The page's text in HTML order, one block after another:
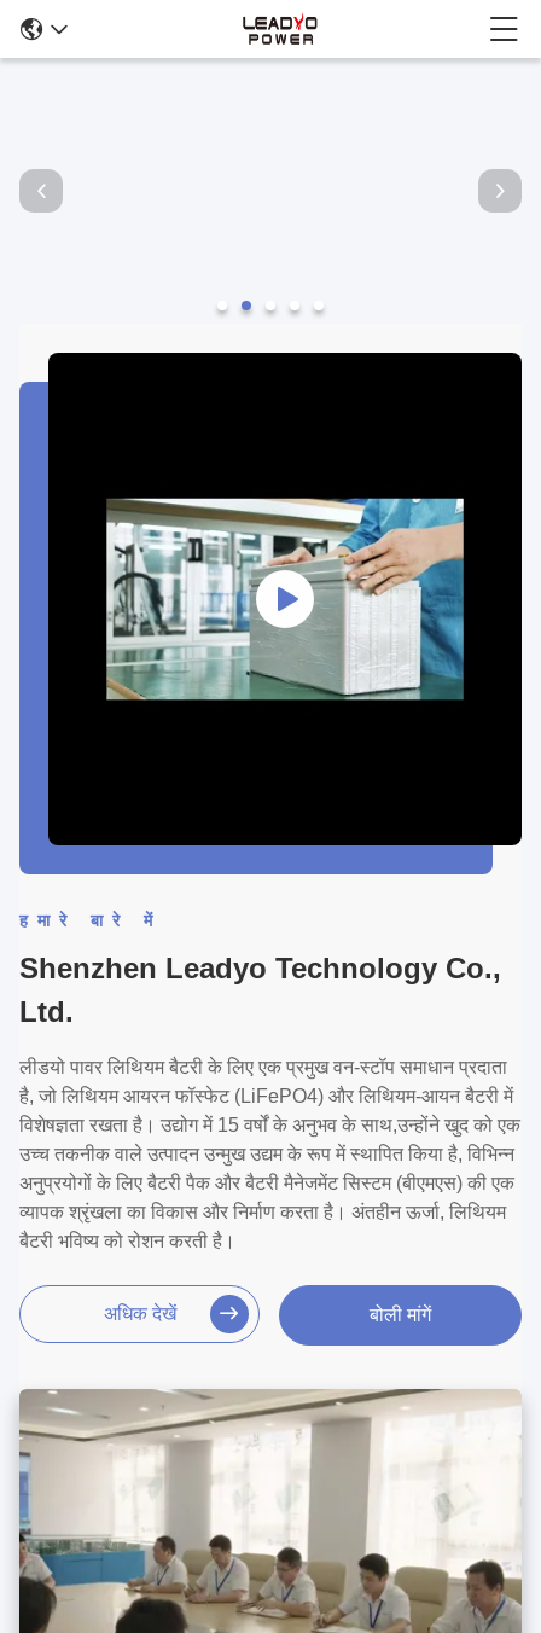
हमारे बारे में
Shenzhen Leadyo Technology Co.,
Ltd.
लीडयो पावर लिथियम बैटरी के लिए एक प्रमुख वन-स्टॉप समाधान प्रदाता
है, जो लिथियम आयरन फॉस्फेट (LiFePO4) और लिथियम-आयन बैटरी में
विशेषज्ञता रखता है। उद्योग में 15 वर्षों के अनुभव के साथ,उन्होंने खुद को एक
उच्च तकनीक वाले उत्पादन उन्मुख उद्यम के रूप में स्थापित किया है, विभिन्न
अनुप्रयोगों के लिए बैटरी पैक और बैटरी मैनेजमेंट सिस्टम (बीएमएस) की एक
व्यापक श्रृंखला का विकास और निर्माण करता है। अंतहीन ऊर्जा, लिथियम
बैटरी भविष्य को रोशन करती है।
अधिक देखें बोली मांगें